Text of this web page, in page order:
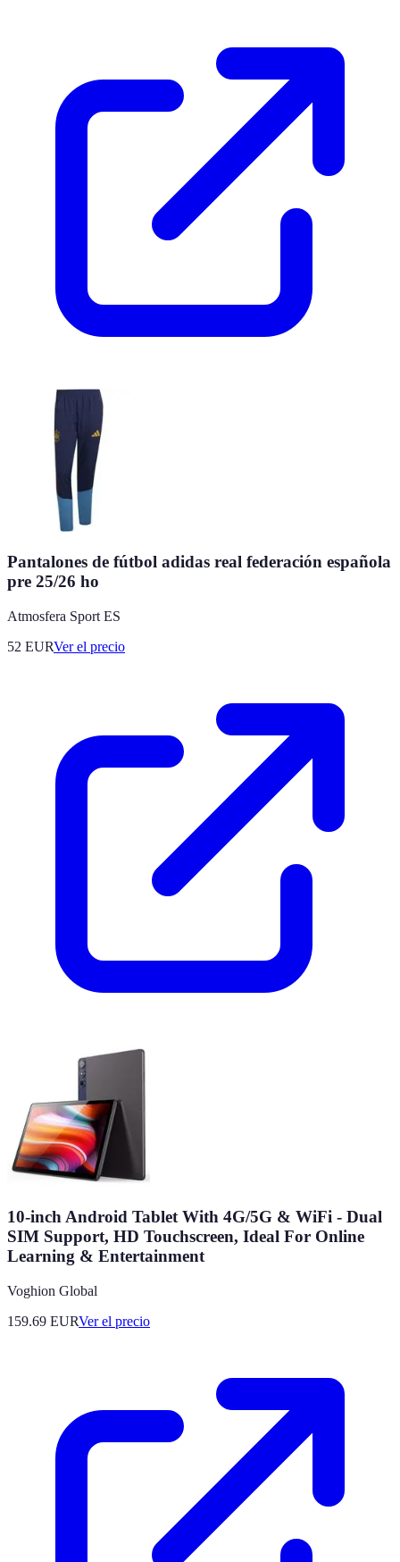
Pantalones de fútbol adidas real federación española
pre 25/26 ho
Atmosfera Sport ES
52 EURVer el precio
10-inch Android Tablet With 4G/5G & WiFi - Dual
SIM Support, HD Touchscreen, Ideal For Online
Learning & Entertainment​
Voghion Global
159.69 EURVer el precio